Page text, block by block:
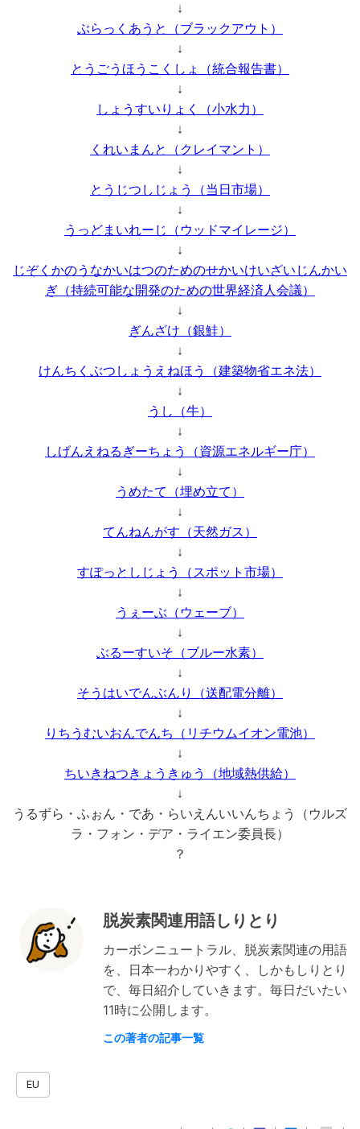
↓
ぶらっくあうと（ブラックアウト）
↓
とうごうほうこくしょ（統合報告書）
↓
しょうすいりょく（小水力）
↓
くれいまんと（クレイマント）
↓
とうじつしじょう（当日市場）
↓
うっどまいれーじ（ウッドマイレージ）
↓
じぞくかのうなかいはつのためのせかいけいざいじんかい
ぎ（持続可能な開発のための世界経済人会議）
↓
ぎんざけ（銀鮭）
↓
けんちくぶつしょうえねほう（建築物省エネ法）
↓
うし（牛）
↓
しげんえねるぎーちょう（資源エネルギー庁）
↓
うめたて（埋め立て）
↓
てんねんがす（天然ガス）
↓
すぽっとしじょう（スポット市場）
↓
うぇーぶ（ウェーブ）
↓
ぶるーすいそ（ブルー水素）
↓
そうはいでんぶんり（送配電分離）
↓
りちうむいおんでんち（リチウムイオン電池）
↓
ちいきねつきょうきゅう（地域熱供給）
↓
うるずら・ふぉん・であ・らいえんいいんちょう（ウルズ
ラ・フォン・デア・ライエン委員長）
？
脱炭素関連用語しりとり
カーボンニュートラル、脱炭素関連の用語
を、日本一わかりやすく、しかもしりとり
で、毎日紹介していきます。毎日だいたい
11時に公開します。
この著者の記事一覧
EU